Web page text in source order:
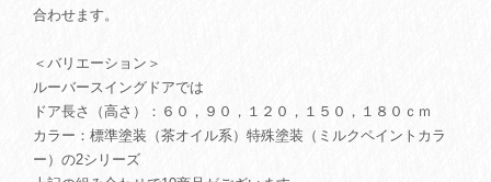
合わせます。
＜バリエーション＞
ルーバースイングドアでは
ドア長さ（高さ）：６０，９０，１２０，１５０，１８０ｃｍ
カラー：標準塗装（茶オイル系）特殊塗装（ミルクペイントカラ
ー）の2シリーズ